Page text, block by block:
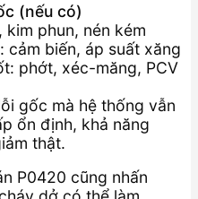
(nếu có)
phun, nén kém
cảm biến, áp suất xăng
phớt, xéc-măng, PCV
gốc mà hệ thống vẫn
ổn định, khả năng
thật.
P0420 cũng nhấn